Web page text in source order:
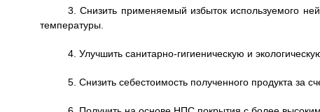
3. Снизить применяемый избыток используемого
температуры.
4. Улучшить санитарно-гигиеническую и
5. Снизить себестоимость полученного продукта за